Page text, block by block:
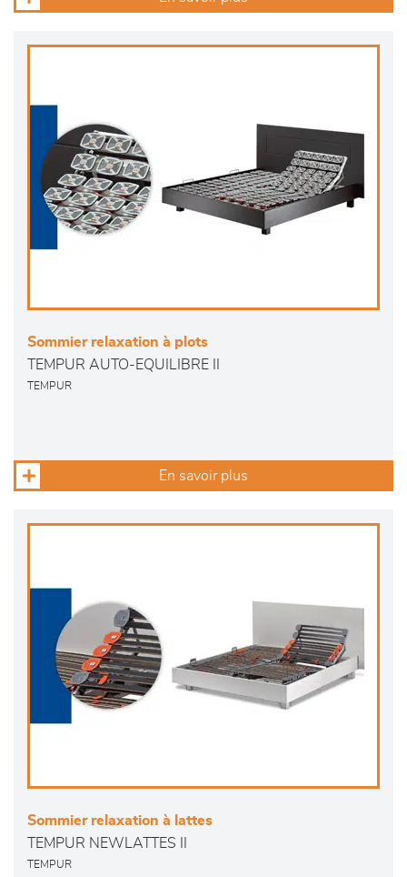
Sommier relaxation à plots
TEMPUR AUTO-EQUILIBRE II
TEMPUR
En savoir plus
Sommier relaxation à lattes
TEMPUR NEWLATTES II
TEMPUR